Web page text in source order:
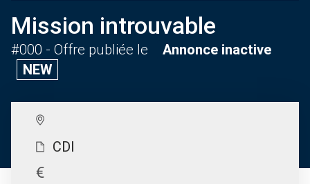
Mission introuvable
#000 - Offre publiée le
Annonce inactive
NEW
CDI